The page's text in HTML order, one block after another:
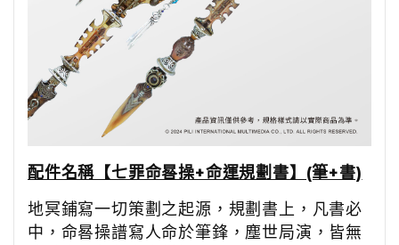
配件名稱【七罪命晷操+命運規劃書】(筆+書)
地冥鋪寫一切策劃之起源，規劃書上，凡書必
中，命晷操譜寫人命於筆鋒，塵世局演，皆無